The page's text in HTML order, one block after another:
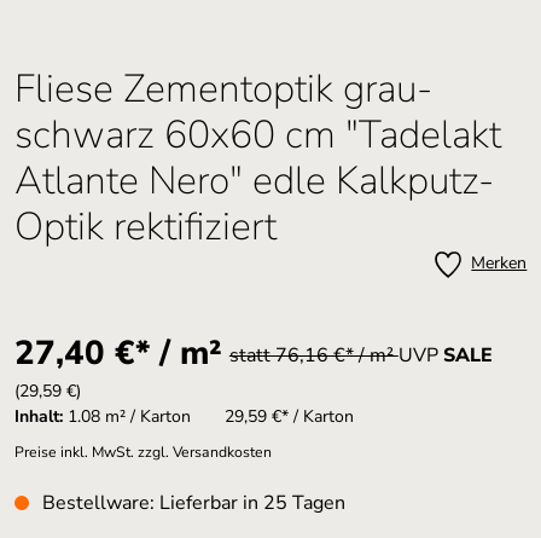
Fliese Zementoptik grau-
schwarz 60x60 cm "Tadelakt
Atlante Nero" edle Kalkputz-
Optik rektifiziert
Merken
27,40 €* / m² statt 76,16 €* / m²UVPSALE
(29,59 €)
Inhalt: 1.08 m² / Karton 29,59 €* / Karton
Preise inkl. MwSt. zzgl. Versandkosten
Bestellware: Lieferbar in 25 Tagen